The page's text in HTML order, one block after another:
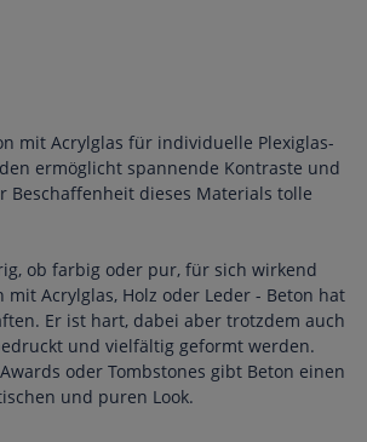
mit Acrylglas für individuelle Plexiglas-
ermöglicht spannende Kontraste und
Beschaffenheit dieses Materials tolle
ob farbig oder pur, für sich wirkend
Acrylglas, Holz oder Leder - Beton hat
Er ist hart, dabei aber trotzdem auch
und vielfältig geformt werden.
oder Tombstones gibt Beton einen
und puren Look.